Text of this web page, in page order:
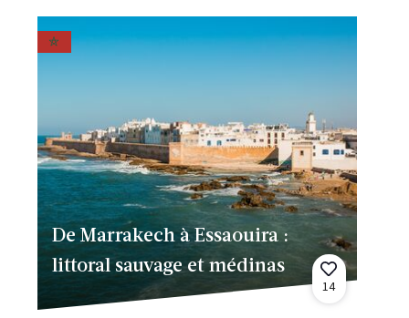
De Marrakech à Essaouira :
littoral sauvage et médinas
14